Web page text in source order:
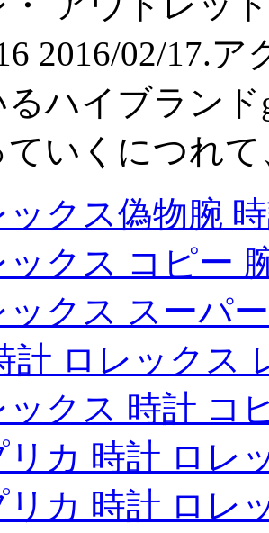
2016/02/17.
ハイブラン
いくにつれ
ックス偽物腕
ックス コピー
ックス スーパ
計 ロレックス
ックス 時計 コ
リカ 時計 ロレ
リカ 時計 ロレ